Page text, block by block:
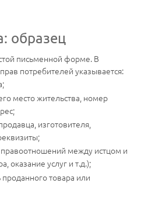
образец
письменной форме. В
потребителей указывается:
место жительства, номер
изготовителя,
между истцом и
оказание услуг и т.д.);
товара или